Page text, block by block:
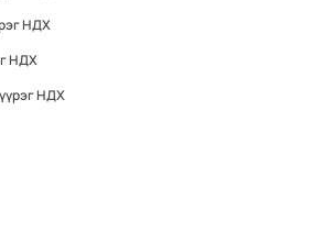
НДХ
НДХ
НДХ